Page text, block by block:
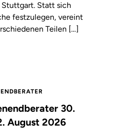
Statt sich
festzulegen, vereint
Teilen […]
30.
August 2026